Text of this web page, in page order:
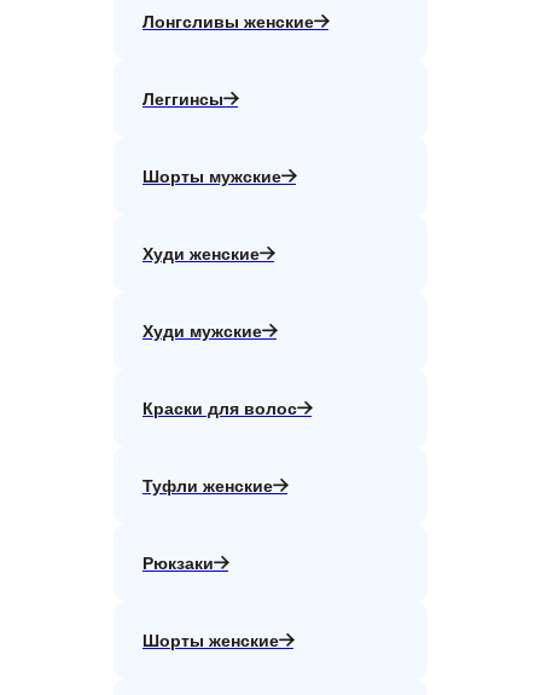
Лонгсливы женские
Леггинсы
Шорты мужские
Худи женские
Худи мужские
Краски для волос
Туфли женские
Рюкзаки
Шорты женские